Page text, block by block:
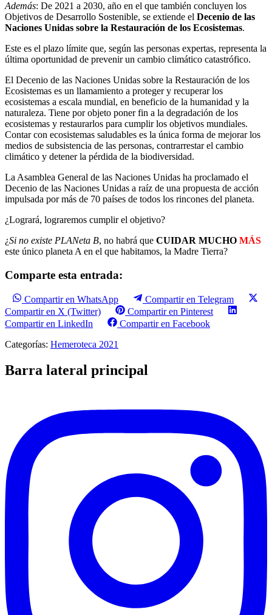
Además: De 2021 a 2030, año en el que también concluyen los
Objetivos de Desarrollo Sostenible, se extiende el Decenio de las
Naciones Unidas sobre la Restauración de los Ecosistemas.
Este es el plazo límite que, según las personas expertas, representa la
última oportunidad de prevenir un cambio climático catastrófico.
El Decenio de las Naciones Unidas sobre la Restauración de los
Ecosistemas es un llamamiento a proteger y recuperar los
ecosistemas a escala mundial, en beneficio de la humanidad y la
naturaleza. Tiene por objeto poner fin a la degradación de los
ecosistemas y restaurarlos para cumplir los objetivos mundiales.
Contar con ecosistemas saludables es la única forma de mejorar los
medios de subsistencia de las personas, contrarrestar el cambio
climático y detener la pérdida de la biodiversidad.
La Asamblea General de las Naciones Unidas ha proclamado el
Decenio de las Naciones Unidas a raíz de una propuesta de acción
impulsada por más de 70 países de todos los rincones del planeta.
¿Logrará, lograremos cumplir el objetivo?
¿Si no existe PLANeta B, no habrá que CUIDAR MUCHO MÁS
este único planeta A en el que habitamos, la Madre Tierra?
Comparte esta entrada:
Compartir en WhatsApp
Compartir en Telegram
Compartir en X (Twitter)
Compartir en Pinterest
Compartir en LinkedIn
Compartir en Facebook
Categorías: Hemeroteca 2021
Barra lateral principal